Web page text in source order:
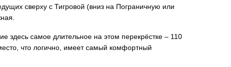
сверху с Тигровой (вниз на Пограничную или
здесь самое длительное на этом перекрёстке – 110
что логично, имеет самый комфортный